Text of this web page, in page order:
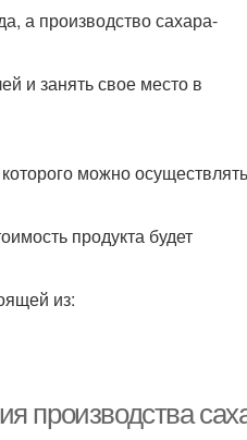
а производство сахара-
и занять свое место в
можно
продукта будет
из:
производства